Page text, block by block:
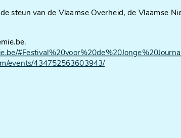
steun van de Vlaamse Overheid, de Vlaamse
events/434752563603943/